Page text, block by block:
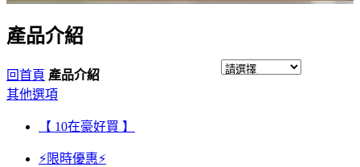
產品介紹
回首頁 產品介紹
其他選項
【 10在豪好買 】
⚡限時優惠⚡